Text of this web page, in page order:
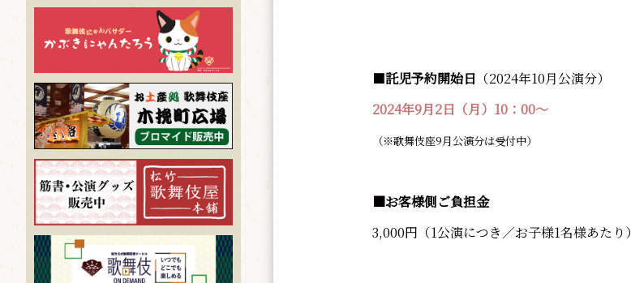
■託児予約開始日 （2024年10月公演分）
2024年9月2日（月）10：00～
（※歌舞伎座9月公演分は受付中）
■お客様側ご負担金
3,000円（1公演につき／お子様1名様あたり）